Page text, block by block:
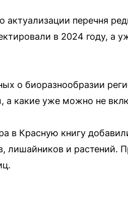
актуализации перечня
в 2024 году, а
о биоразнообразии
какие уже можно не
в Красную книгу
лишайников и растений.